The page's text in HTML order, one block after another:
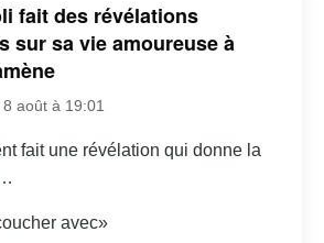
fait des révélations
sur sa vie amoureuse à
août à 19:01
fait une révélation qui donne la
avec»